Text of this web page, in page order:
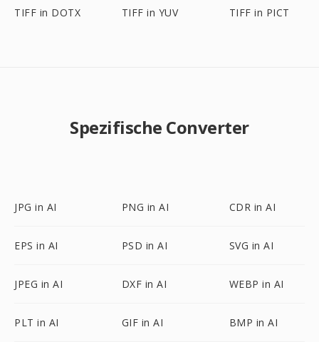
TIFF in DOTX TIFF in YUV TIFF in PICT
Spezifische Converter
JPG in AI PNG in AI CDR in AI
EPS in AI PSD in AI SVG in AI
JPEG in AI DXF in AI WEBP in AI
PLT in AI GIF in AI BMP in AI